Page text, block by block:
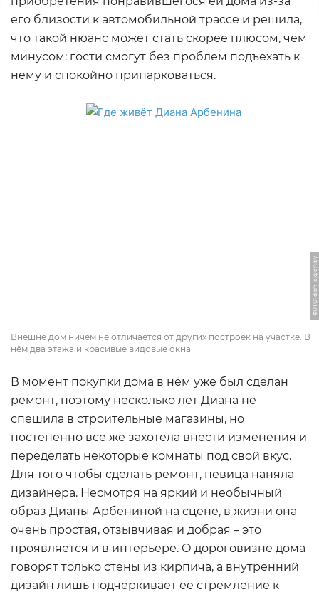
его близости к автомобильной трассе и решила,
что такой нюанс может стать скорее плюсом, чем
минусом: гости смогут без проблем подъехать к
нему и спокойно припарковаться.
ФОТО: dom-expert.by
Внешне дом ничем не отличается от других построек на участке. В
нём два этажа и красивые видовые окна
В момент покупки дома в нём уже был сделан
ремонт, поэтому несколько лет Диана не
спешила в строительные магазины, но
постепенно всё же захотела внести изменения и
переделать некоторые комнаты под свой вкус.
Для того чтобы сделать ремонт, певица наняла
дизайнера. Несмотря на яркий и необычный
образ Дианы Арбениной на сцене, в жизни она
очень простая, отзывчивая и добрая – это
проявляется и в интерьере. О дороговизне дома
говорят только стены из кирпича, а внутренний
дизайн лишь подчёркивает её стремление к